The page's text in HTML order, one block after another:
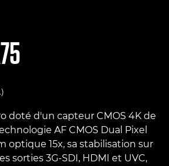
doté d'un capteur CMOS 4K de
AF CMOS Dual Pixel
optique 15x, sa stabilisation sur
sorties 3G-SDI, HDMI et UVC,